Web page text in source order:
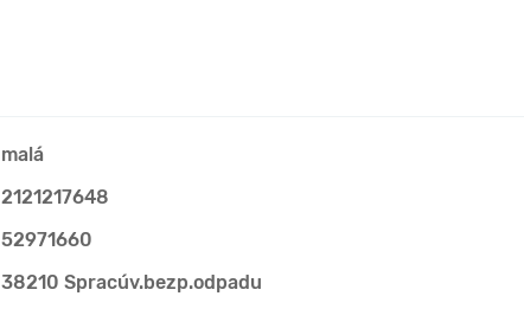
malá
2121217648
52971660
38210 Spracúv.bezp.odpadu